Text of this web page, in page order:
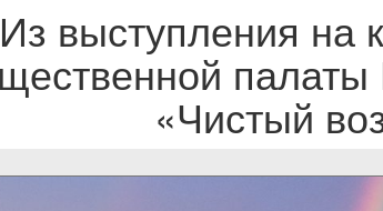
Из выступления на
«Чистый